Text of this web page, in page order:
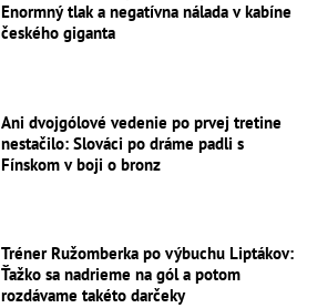
Enormný tlak a negatívna nálada v kabíne
českého giganta
Ani dvojgólové vedenie po prvej tretine
nestačilo: Slováci po dráme padli s
Fínskom v boji o bronz
Tréner Ružomberka po výbuchu Liptákov:
Ťažko sa nadrieme na gól a potom
rozdávame takéto darčeky